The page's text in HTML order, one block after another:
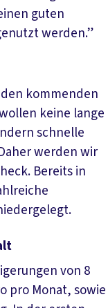
guten
werden.”
kommenden
keine lange
schnelle
werden wir
Bereits in
von 8
pro Monat, sowie